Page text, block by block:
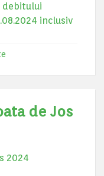
debitului
inclusiv
de Jos
2024